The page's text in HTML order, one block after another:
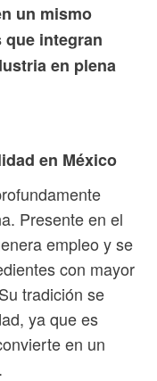
un mismo
integran
en plena
en México
Presente en el
empleo y se
con mayor
tradición se
ya que es
en un